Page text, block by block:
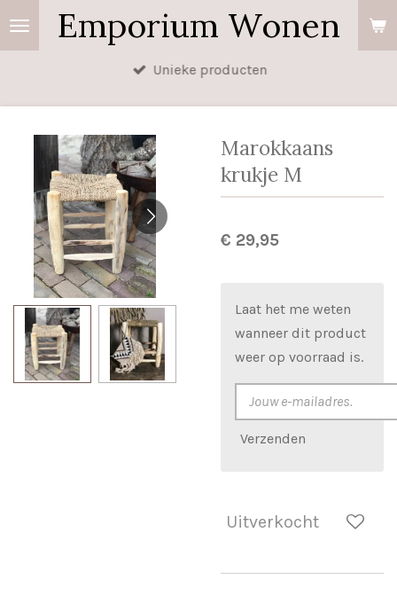
Ga
Emporium Wonen
Unieke producten
Marokkaans
krukje M
€ 29,95
Laat het me weten
wanneer dit product
weer op voorraad is.
Verzenden
Uitverkocht